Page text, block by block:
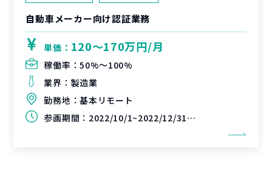
自動車メーカー向け認証業務
単価： 120〜170万円/月
稼働率：50%〜100%
業界： 製造業
勤務地：基本リモート
参画期間： 2022/10/1~2022/12/31(延長可能性あり)